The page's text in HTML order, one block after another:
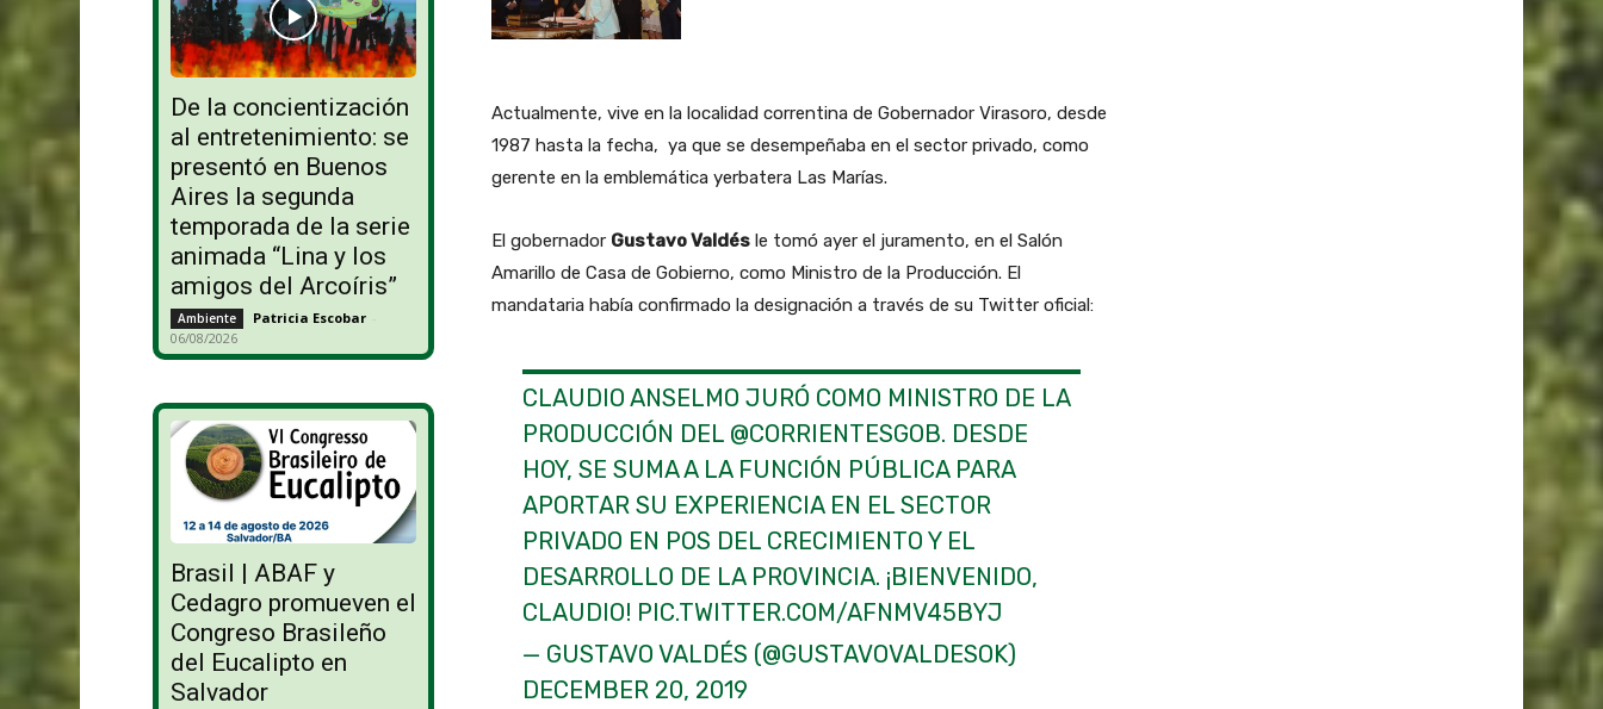
De la concientización
al entretenimiento: se
presentó en Buenos
Aires la segunda
temporada de la serie
animada “Lina y los
amigos del Arcoíris”
Ambiente Patricia Escobar -
06/08/2026
Brasil | ABAF y
Cedagro promueven el
Congreso Brasileño
del Eucalipto en
Salvador
Actualmente, vive en la localidad correntina de Gobernador Virasoro, desde
1987 hasta la fecha, ya que se desempeñaba en el sector privado, como
gerente en la emblemática yerbatera Las Marías.
El gobernador Gustavo Valdésle tomó ayer el juramento, en el Salón
Amarillo de Casa de Gobierno, como Ministro de la Producción. El
mandataria había confirmado la designación a través de su Twitter oficial:
CLAUDIO ANSELMO JURÓ COMO MINISTRO DE LA
PRODUCCIÓN DEL @CORRIENTESGOB. DESDE
HOY, SE SUMA A LA FUNCIÓN PÚBLICA PARA
APORTAR SU EXPERIENCIA EN EL SECTOR
PRIVADO EN POS DEL CRECIMIENTO Y EL
DESARROLLO DE LA PROVINCIA. ¡BIENVENIDO,
CLAUDIO! PIC.TWITTER.COM/AFNMV45BYJ
— GUSTAVO VALDÉS (@GUSTAVOVALDESOK)
DECEMBER 20, 2019